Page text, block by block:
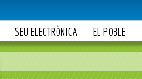
SEU ELECTRÒNICA EL POBLE